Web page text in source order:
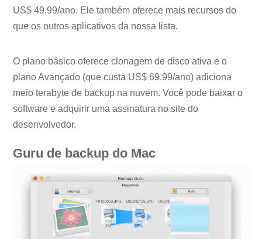
US$ 49.99/ano. Ele também oferece mais recursos do
que os outros aplicativos da nossa lista.
O plano básico oferece clonagem de disco ativa e o
plano Avançado (que custa US$ 69.99/ano) adiciona
meio terabyte de backup na nuvem. Você pode baixar o
software e adquirir uma assinatura no site do
desenvolvedor.
Guru de backup do Mac